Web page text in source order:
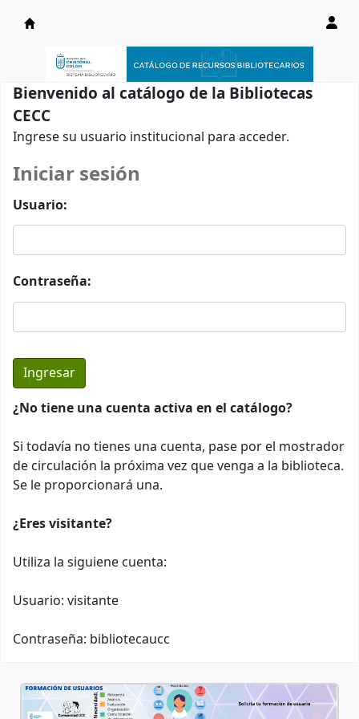
Catálogo en línea
Bienvenido al catálogo de la Bibliotecas
CECC
Ingrese su usuario institucional para acceder.
Iniciar sesión
Usuario:
Contraseña:
¿No tiene una cuenta activa en el catálogo?
Si todavía no tienes una cuenta, pase por el mostrador
de circulación la próxima vez que venga a la biblioteca.
Se le proporcionará una.
¿Eres visitante?
Utiliza la siguiene cuenta:
Usuario: visitante
Contraseña: bibliotecaucc